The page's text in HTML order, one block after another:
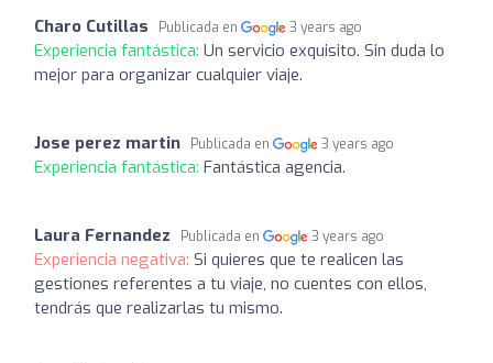
Charo Cutillas Publicada en 3 years ago
Experiencia fantástica: Un servicio exquisito. Sin duda lo
mejor para organizar cualquier viaje.
Jose perez martin Publicada en 3 years ago
Experiencia fantástica: Fantástica agencia.
Laura Fernandez Publicada en 3 years ago
Experiencia negativa: Si quieres que te realicen las
gestiones referentes a tu viaje, no cuentes con ellos,
tendrás que realizarlas tu mismo.